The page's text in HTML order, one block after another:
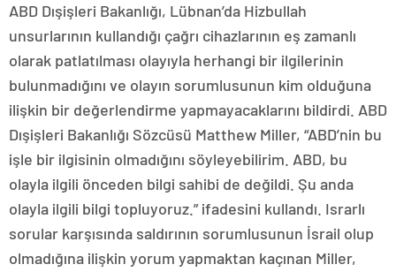
ABD Dışişleri Bakanlığı, Lübnan’da Hizbullah
unsurlarının kullandığı çağrı cihazlarının eş zamanlı
olarak patlatılması olayıyla herhangi bir ilgilerinin
bulunmadığını ve olayın sorumlusunun kim olduğuna
ilişkin bir değerlendirme yapmayacaklarını bildirdi. ABD
Dışişleri Bakanlığı Sözcüsü Matthew Miller, “ABD’nin bu
işle bir ilgisinin olmadığını söyleyebilirim. ABD, bu
olayla ilgili önceden bilgi sahibi de değildi. Şu anda
olayla ilgili bilgi topluyoruz.” ifadesini kullandı. Israrlı
sorular karşısında saldırının sorumlusunun İsrail olup
olmadığına ilişkin yorum yapmaktan kaçınan Miller,